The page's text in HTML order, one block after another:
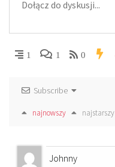
1 1 0
Subscribe
najnowszy najstarszy
Johnny